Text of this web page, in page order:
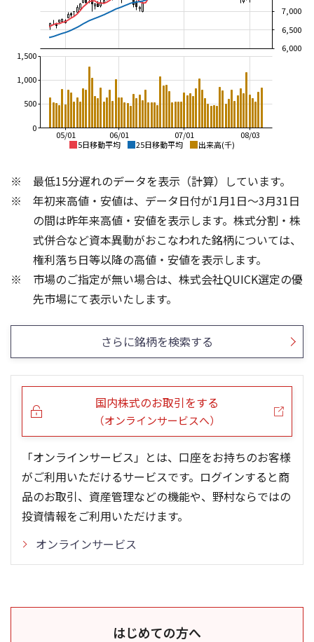
5日移動平均 25日移動平均 出来高(千)
08/03
07/01
06/01
05/01
6,000
6,500
7,000
0
500
1,000
1,500
13週移動平均 26週移動平均 出来高(千)
3,000
5,000
6,000
7,000
8,000
0
1,500
5ヶ月移動平均 25ヶ月移動平均 出来高(千)
3,000
5,000
6,000
7,000
8,000
0
1,000
1,500
2,000
最低15分遅れのデータを表示（計算）しています。
年初来高値・安値は、データ日付が1月1日～3月31日
の間は昨年来高値・安値を表示します。株式分割・株
式併合など資本異動がおこなわれた銘柄については、
権利落ち日等以降の高値・安値を表示します。
市場のご指定が無い場合は、株式会社QUICK選定の優
先市場にて表示いたします。
さらに銘柄を検索する
国内株式のお取引をする
（オンラインサービスへ）
「オンラインサービス」とは、口座をお持ちのお客様
がご利用いただけるサービスです。ログインすると商
品のお取引、資産管理などの機能や、野村ならではの
投資情報をご利用いただけます。
オンラインサービス
はじめての方へ